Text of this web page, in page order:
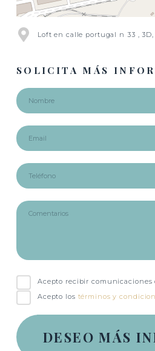
Loft en calle portugal n 33 ,
SOLICITA MÁS
Acepto recibir comunicaciones
Acepto los términos y